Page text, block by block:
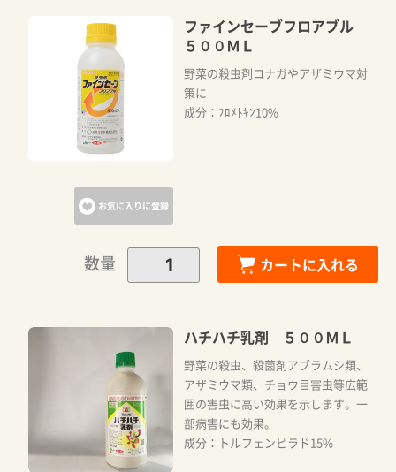
お気に入りに登録
ファインセーブフロアブル
５００ＭＬ
野菜の殺虫剤コナガやアザミウマ対
策に
成分：ﾌﾛﾒﾄｷﾝ10%
数量 カートに入れる
ハチハチ乳剤 ５００ＭＬ
野菜の殺虫、殺菌剤アブラムシ類、
アザミウマ類、チョウ目害虫等広範
囲の害虫に高い効果を示します。一
部病害にも効果。
成分：トルフェンピラド15%